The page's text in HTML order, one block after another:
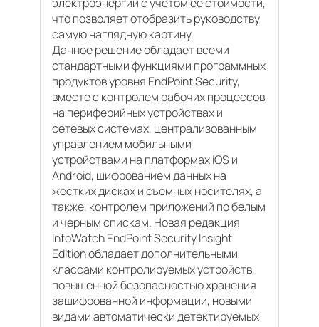
что позволяет отобразить руководству
самую наглядную картину.
Данное решение обладает всеми
стандартными функциями программных
продуктов уровня EndPoint Security,
вместе с контролем рабочих процессов
на периферийных устройствах и
сетевых системах, централизованным
управлением мобильными
устройствами на платформах iOS и
Android, шифрованием данных на
жестких дисках и съемных носителях, а
также, контролем приложений по белым
и черным спискам. Новая редакция
InfoWatch EndPoint Security Insight
Edition обладает дополнительными
классами контролируемых устройств,
повышенной безопасностью хранения
зашифрованной информации, новыми
видами автоматически детектируемых